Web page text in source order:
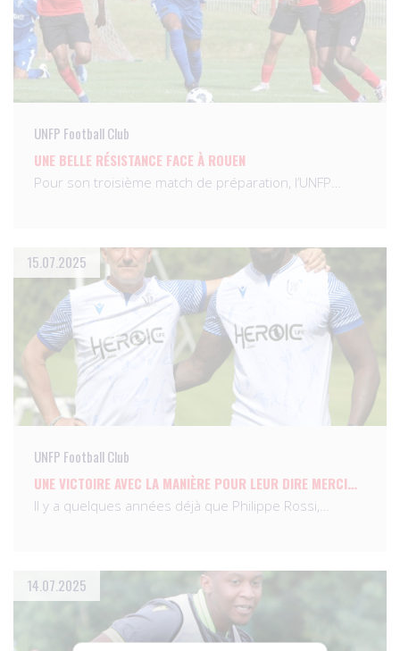
UNFP Football Club
UNE BELLE RÉSISTANCE FACE À ROUEN
Pour son troisième match de préparation, l’UNFP…
15.07.2025
UNFP Football Club
UNE VICTOIRE AVEC LA MANIÈRE POUR LEUR DIRE MERCI…
Il y a quelques années déjà que Philippe Rossi,…
14.07.2025